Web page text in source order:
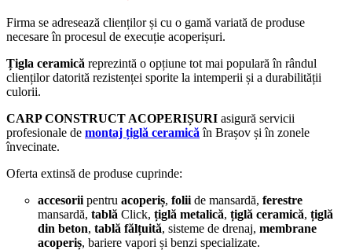
Firma se adresează clienților și cu o gamă variată de produse
necesare în procesul de execuție acoperișuri.
Țigla ceramică reprezintă o opțiune tot mai populară în rândul
clienților datorită rezistenței sporite la intemperii și a durabilității
culorii.
CARP CONSTRUCT ACOPERIȘURI asigură servicii
profesionale de montaj țiglă ceramică în Brașov și în zonele
învecinate.
Oferta extinsă de produse cuprinde:
accesorii pentru acoperiș, folii de mansardă, ferestre
mansardă, tablă Click, țiglă metalică, țiglă ceramică, țiglă
din beton, tablă fălțuită, sisteme de drenaj, membrane
acoperiș, bariere vapori și benzi specializate.